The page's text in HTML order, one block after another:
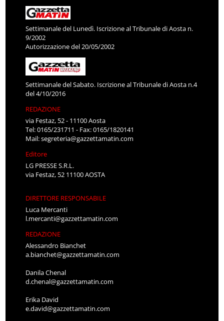
Settimanale del Lunedì. Iscrizione al Tribunale di Aosta n.
9/2002
Autorizzazione del 20/05/2002
Settimanale del Sabato. Iscrizione al Tribunale di Aosta n.4
del 4/10/2016
REDAZIONE
via Festaz, 52 - 11100 Aosta
Tel: 0165/231711 - Fax: 0165/1820141
Mail:segreteria@gazzettamatin.com
Editore
LG PRESSE S.R.L.
via Festaz, 52 11100 AOSTA
DIRETTORE RESPONSABILE
Luca Mercanti
l.mercanti@gazzettamatin.com
REDAZIONE
Alessandro Bianchet
a.bianchet@gazzettamatin.com
Danila Chenal
d.chenal@gazzettamatin.com
Erika David
e.david@gazzettamatin.com